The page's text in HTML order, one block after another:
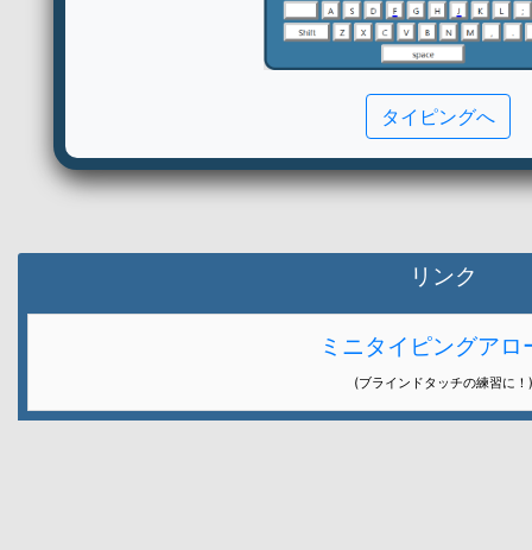
タイピングへ
リンク
ミニタイピングアロ
(ブラインドタッチの練習に！)